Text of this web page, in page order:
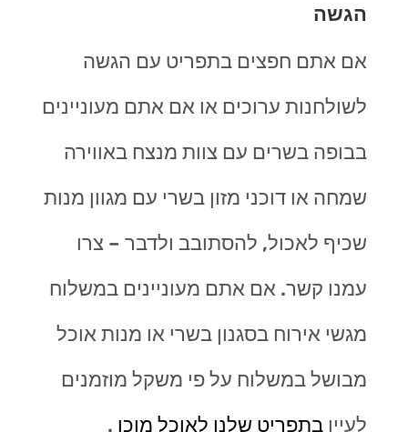
הגשה
אם אתם חפצים בתפריט עם הגשה
לשולחנות ערוכים או אם אתם מעוניינים
בבופה בשרים עם צוות מנצח באווירה
שמחה או דוכני מזון בשרי עם מגוון מנות
שכיף לאכול, להסתובב ולדבר – צרו
עמנו קשר. אם אתם מעוניינים במשלוח
מגשי אירוח בסגנון בשרי או מנות אוכל
מבושל במשלוח על פי משקל מוזמנים
לעיין בתפריט שלנו לאוכל מוכן .